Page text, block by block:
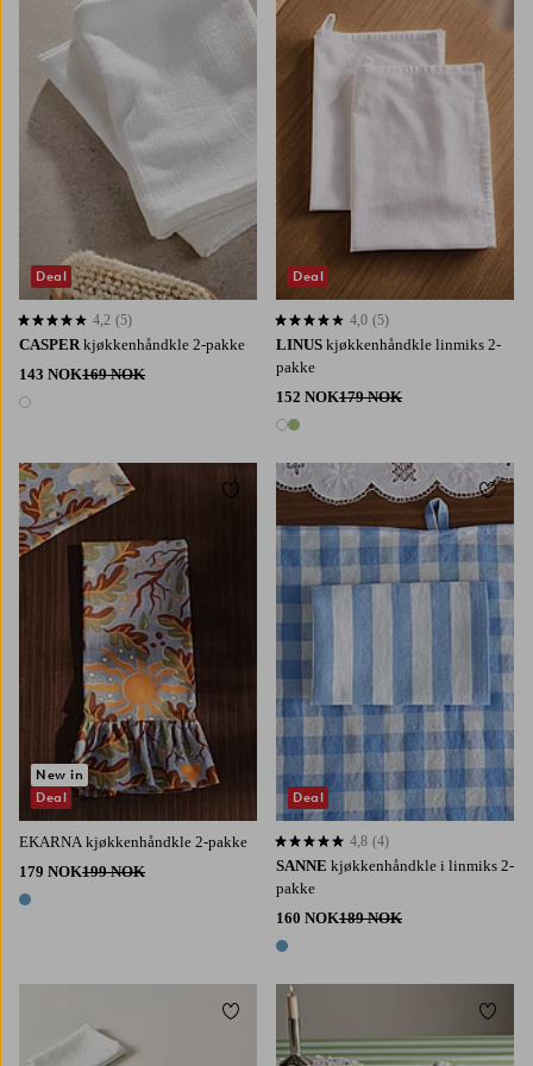
CASPER kjøkkenhåndkle 2-pakke
143 NOK169 NOK
1 farge
4,2 basert på 5 karaktergivninger
4,2 (5)
Deal
LINUS kjøkkenhåndkle linmiks 2-
pakke
152 NOK179 NOK
2 farger
4,0 basert på 5 karaktergivninger
4,0 (5)
Deal
EKARNA kjøkkenhåndkle 2-pakke
179 NOK199 NOK
1 farge
New in
Deal
Legg til favoritter
SANNE kjøkkenhåndkle i linmiks 2-
pakke
160 NOK189 NOK
1 farge
4,8 basert på 4 karaktergivninger
4,8 (4)
Deal
Legg
Legg til favoritter Legg